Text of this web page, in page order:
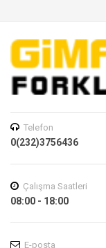
Telefon
0(232)3756436
Çalışma Saatleri
08:00 - 18:00
E-posta